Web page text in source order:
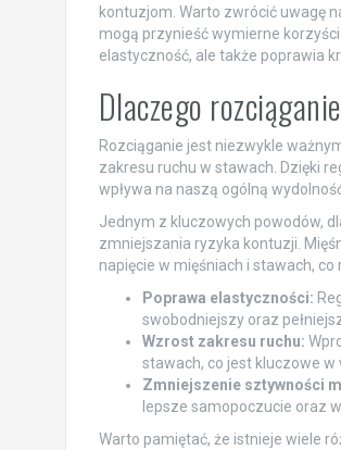
kontuzjom. Warto zwrócić uwagę
mogą przynieść wymierne
elastyczność, ale także poprawia
Dlaczego
Rozciąganie jest niezwykle
zakresu ruchu w stawach. Dzięki
wpływa na naszą ogólną
Jednym z kluczowych powodów,
zmniejszania ryzyka kontuzji.
napięcie w mięśniach i stawach,
Poprawa elastyczności:
swobodniejszy oraz
Wzrost zakresu ruchu:
stawach, co jest kluczowe w
Zmniejszenie sztywności
lepsze samopoczucie oraz
Warto pamiętać, że istnieje wiele